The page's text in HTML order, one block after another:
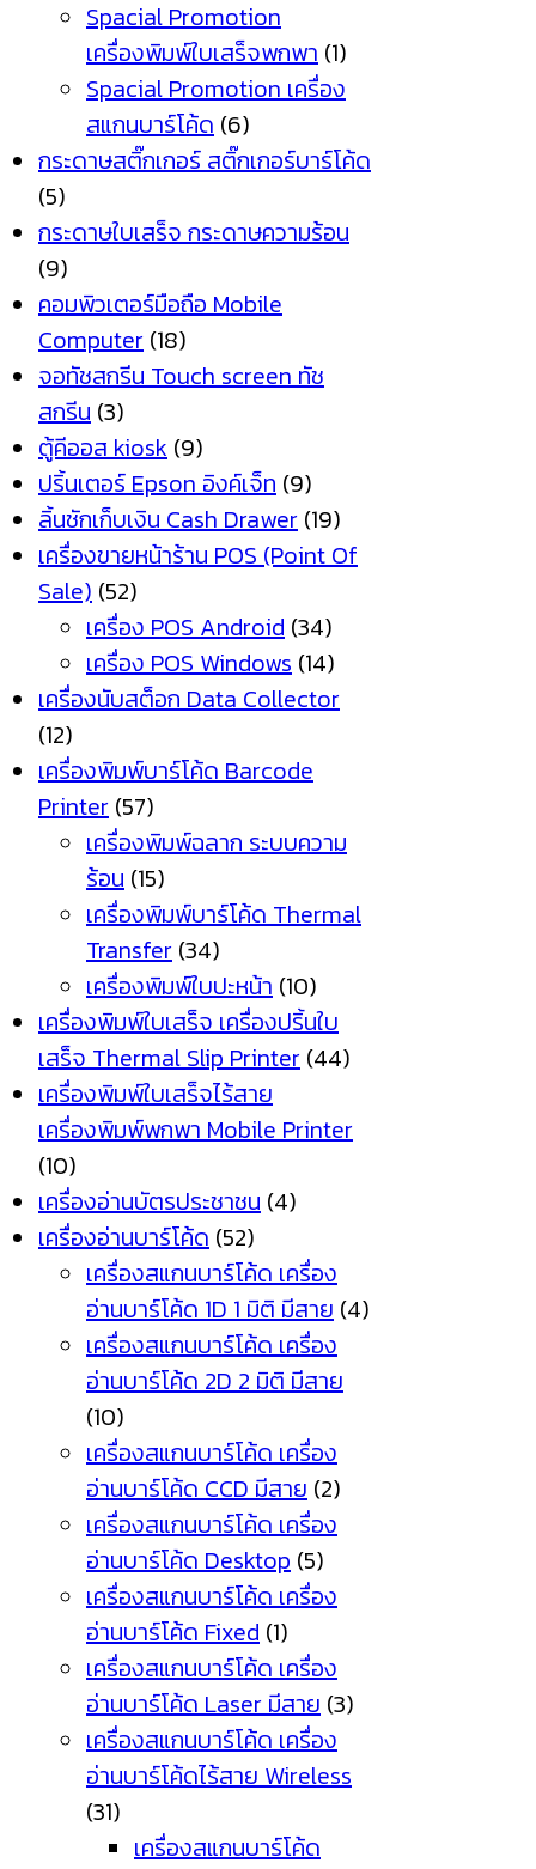
Spacial Promotion
เครื่องพิมพ์ใบเสร็จพกพา (1)
Spacial Promotion เครื่อง
สแกนบาร์โค้ด (6)
กระดาษสติ๊กเกอร์ สติ๊กเกอร์บาร์โค้ด
(5)
กระดาษใบเสร็จ กระดาษความร้อน
(9)
คอมพิวเตอร์มือถือ Mobile
Computer (18)
จอทัชสกรีน Touch screen ทัช
สกรีน (3)
ตู้คีออส kiosk (9)
ปริ้นเตอร์ Epson อิงค์เจ็ท (9)
ลิ้นชักเก็บเงิน Cash Drawer (19)
เครื่องขายหน้าร้าน POS (Point Of
Sale) (52)
เครื่อง POS Android (34)
เครื่อง POS Windows (14)
เครื่องนับสต็อก Data Collector
(12)
เครื่องพิมพ์บาร์โค้ด Barcode
Printer (57)
เครื่องพิมพ์ฉลาก ระบบความ
ร้อน (15)
เครื่องพิมพ์บาร์โค้ด Thermal
Transfer (34)
เครื่องพิมพ์ใบปะหน้า (10)
เครื่องพิมพ์ใบเสร็จ เครื่องปริ้นใบ
เสร็จ Thermal Slip Printer (44)
เครื่องพิมพ์ใบเสร็จไร้สาย
เครื่องพิมพ์พกพา Mobile Printer
(10)
เครื่องอ่านบัตรประชาชน (4)
เครื่องอ่านบาร์โค้ด (52)
เครื่องสแกนบาร์โค้ด เครื่อง
อ่านบาร์โค้ด 1D 1 มิติ มีสาย (4)
เครื่องสแกนบาร์โค้ด เครื่อง
อ่านบาร์โค้ด 2D 2 มิติ มีสาย
(10)
เครื่องสแกนบาร์โค้ด เครื่อง
อ่านบาร์โค้ด CCD มีสาย (2)
เครื่องสแกนบาร์โค้ด เครื่อง
อ่านบาร์โค้ด Desktop (5)
เครื่องสแกนบาร์โค้ด เครื่อง
อ่านบาร์โค้ด Fixed (1)
เครื่องสแกนบาร์โค้ด เครื่อง
อ่านบาร์โค้ด Laser มีสาย (3)
เครื่องสแกนบาร์โค้ด เครื่อง
อ่านบาร์โค้ดไร้สาย Wireless
(31)
เครื่องสแกนบาร์โค้ด